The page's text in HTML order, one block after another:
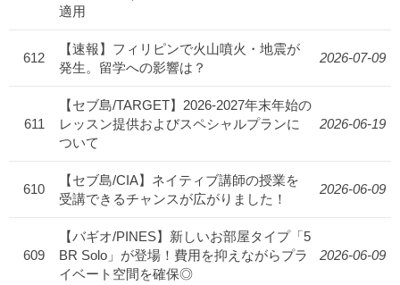
適用
612
【速報】フィリピンで火山噴火・地震が
発生。留学への影響は？
2026-07-09
611
【セブ島/TARGET】2026-2027年末年始の
レッスン提供およびスペシャルプランに
ついて
2026-06-19
610
【セブ島/CIA】ネイティブ講師の授業を
受講できるチャンスが広がりました！
2026-06-09
609
【バギオ/PINES】新しいお部屋タイプ「5
BR Solo」が登場！費用を抑えながらプラ
イベート空間を確保◎
2026-06-09